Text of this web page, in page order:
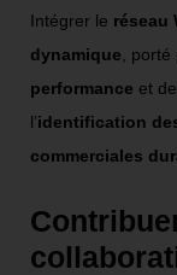
Intégrer le réseau
dynamique ,
performance et de
l’identification
commerciales